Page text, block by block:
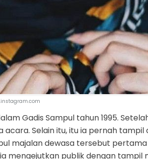
Gadis Sampul tahun 1995.
Selain itu, itu ia pernah tampil
majalan dewasa tersebut
mengejutkan publik dengan tampil